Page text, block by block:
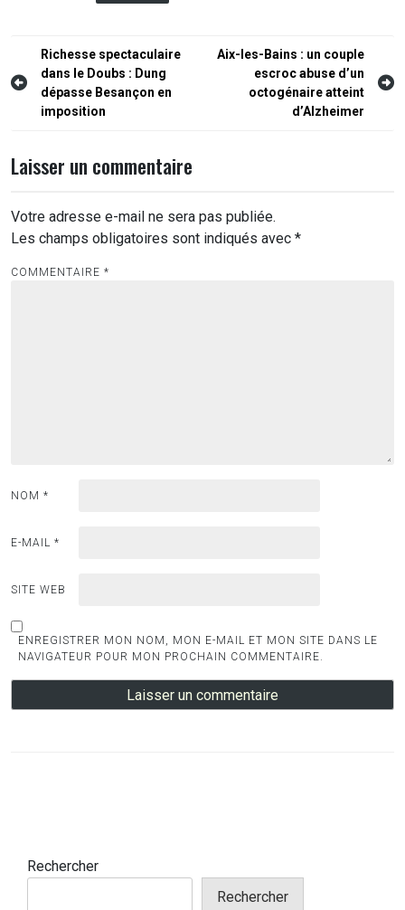
Navigation
de
l’article
Richesse spectaculaire
dans le Doubs : Dung
dépasse Besançon en
imposition
Aix-les-Bains : un couple
escroc abuse d’un
octogénaire atteint
d’Alzheimer
Laisser un commentaire
Votre adresse e-mail ne sera pas publiée.
Les champs obligatoires sont indiqués avec *
COMMENTAIRE *
NOM *
E-MAIL *
SITE WEB
ENREGISTRER MON NOM, MON E-MAIL ET MON SITE DANS LE
NAVIGATEUR POUR MON PROCHAIN COMMENTAIRE.
Rechercher
Rechercher